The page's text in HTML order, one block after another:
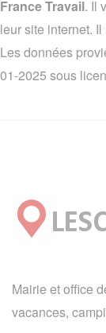
France Travail. Il
leur site internet.
Les données
01-2025 sous
Mairie et office
vacances,